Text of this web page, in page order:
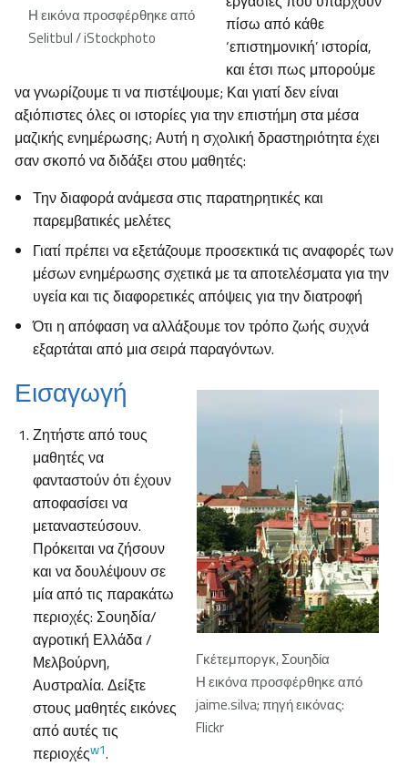
Η εικόνα προσφέρθηκε από
Selitbul / iStockphoto
πίσω από κάθε
‘επιστημονική’ ιστορία,
και έτσι πως μπορούμε
να γνωρίζουμε τι να πιστέψουμε; Και γιατί δεν είναι
αξιόπιστες όλες οι ιστορίες για την επιστήμη στα μέσα
μαζικής ενημέρωσης; Αυτή η σχολική δραστηριότητα έχει
σαν σκοπό να διδάξει στου μαθητές:
Την διαφορά ανάμεσα στις παρατηρητικές και
παρεμβατικές μελέτες
Γιατί πρέπει να εξετάζουμε προσεκτικά τις αναφορές των
μέσων ενημέρωσης σχετικά με τα αποτελέσματα για την
υγεία και τις διαφορετικές απόψεις για την διατροφή
Ότι η απόφαση να αλλάξουμε τον τρόπο ζωής συχνά
εξαρτάται από μια σειρά παραγόντων.
Γκέτεμποργκ, Σουηδία
Η εικόνα προσφέρθηκε από
jaime.silva; πηγή εικόνας:
Flickr
Εισαγωγή
Ζητήστε από τους
μαθητές να
φανταστούν ότι έχουν
αποφασίσει να
μεταναστεύσουν.
Πρόκειται να ζήσουν
και να δουλέψουν σε
μία από τις παρακάτω
περιοχές: Σουηδία/
αγροτική Ελλάδα /
Μελβούρνη,
Αυστραλία. Δείξτε
στους μαθητές εικόνες
από αυτές τις
περιοχέςw1.